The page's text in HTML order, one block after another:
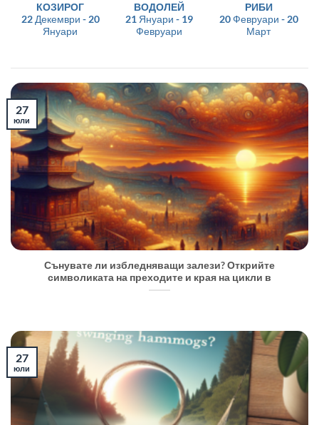
КОЗИРОГ
22 Декември - 20
Януари
ВОДОЛЕЙ
21 Януари - 19
Февруари
РИБИ
20 Февруари - 20
Март
Сънувате ли избледняващи залези? Открийте
символиката на преходите и края на цикли в
27
юли
27
юли